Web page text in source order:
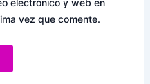
electrónico y web en
vez que comente.